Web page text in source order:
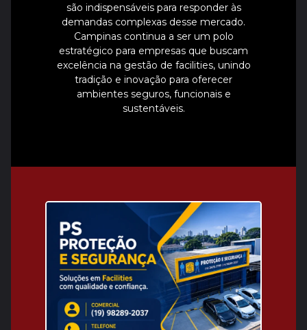
são indispensáveis para responder às
demandas complexas desse mercado.
Campinas continua a ser um polo
estratégico para empresas que buscam
excelência na gestão de facilities, unindo
tradição e inovação para oferecer
ambientes seguros, funcionais e
sustentáveis.